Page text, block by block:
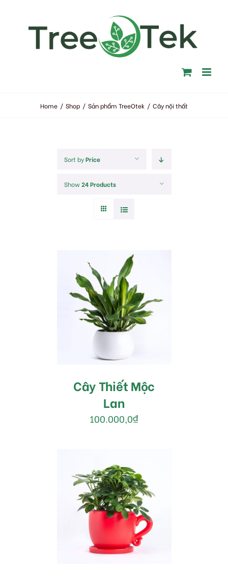
Home / Shop / Sản phẩm TreeOtek / Cây nội thất
Sort byPrice
Show24 Products
MUA HÀNG /
DETAILS
Cây Thiết Mộc
Lan
100.000,0₫
MUA HÀNG /
DETAILS